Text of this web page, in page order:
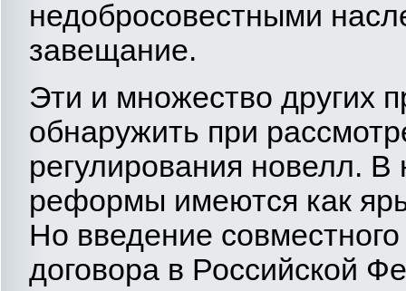
недобросовестными
завещание.
Эти и множество других
обнаружить при
регулирования новелл.
реформы имеются как
Но введение
договора в Российской